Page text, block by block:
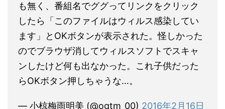
も無く、番組名でググってリンクをクリック
したら「このファイルはウィルス感染してい
ます」とOKボタンが表示された。怪しかった
のでブラウザ消してウィルスソフトでスキャ
ンしたけど何も出なかった。これ子供だった
らOKボタン押しちゃうな…。
— 小椋梅雨明美 (@ogtm_00) 2016年2月16日